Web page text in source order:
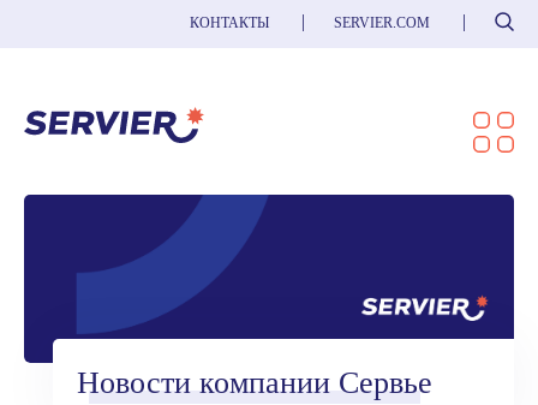
КОНТАКТЫ SERVIER.COM Поиск
Новости компании Сервье